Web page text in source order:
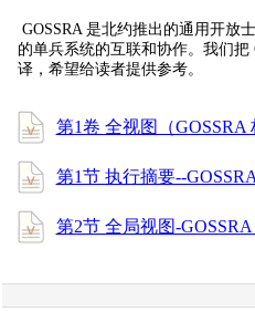
GOSSRA 是北约推出的通用开放
的单兵系统的互联和协作。我们把
译，希望给读者提供参考。
第1卷 全视图（GOSSRA
第1节 执行摘要--
第2节 全局视图-